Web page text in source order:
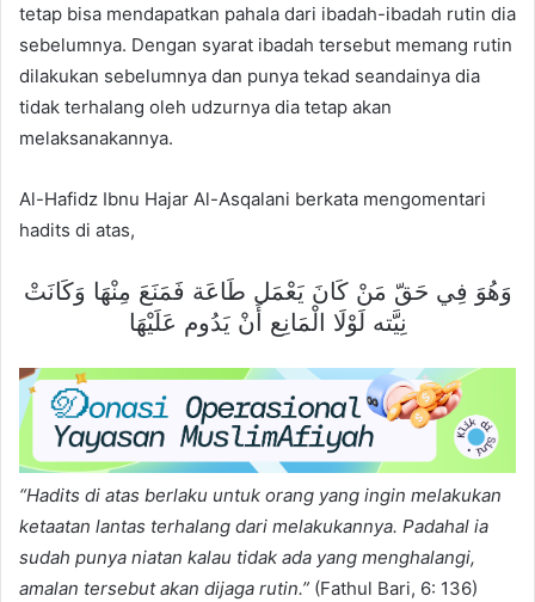
tetap bisa mendapatkan pahala dari ibadah-ibadah rutin dia
sebelumnya. Dengan syarat ibadah tersebut memang rutin
dilakukan sebelumnya dan punya tekad seandainya dia
tidak terhalang oleh udzurnya dia tetap akan
melaksanakannya.
Al-Hafidz Ibnu Hajar Al-Asqalani berkata mengomentari
hadits di atas,
وَهُوَ فِي حَقّ مَنْ كَانَ يَعْمَل طَاعَة فَمَنَعَ مِنْهَا وَكَانَتْ
نِيَّته لَوْلَا الْمَانِع أَنْ يَدُوم عَلَيْهَا
“Hadits di atas berlaku untuk orang yang ingin melakukan
ketaatan lantas terhalang dari melakukannya. Padahal ia
sudah punya niatan kalau tidak ada yang menghalangi,
amalan tersebut akan dijaga rutin.” (Fathul Bari, 6: 136)